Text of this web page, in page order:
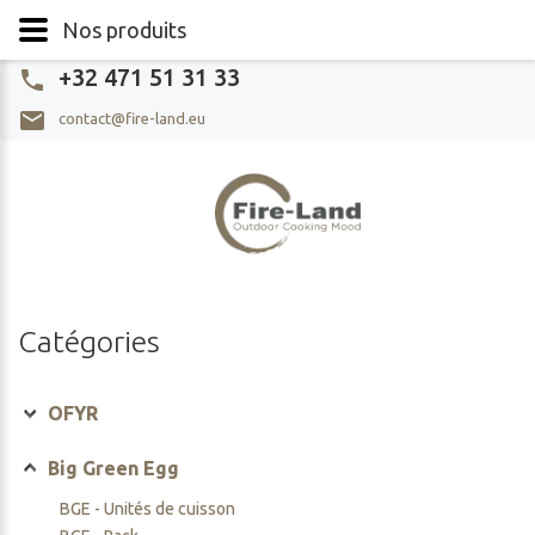
Nos produits
+32 471 51 31 33
contact@fire-land.eu
Catégories
OFYR
OFYR - Unités de cuisson
OFYR Classic
OFYR Classic storage
OFYR Classic PRO
OFYR - Grill de table
Big Green Egg
BGE - Unités de cuisson